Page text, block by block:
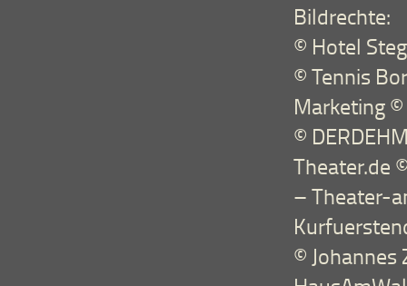
Bildrechte:
© Hotel
© Tennis
Marketing
©
Theater.de
– Theater-
©